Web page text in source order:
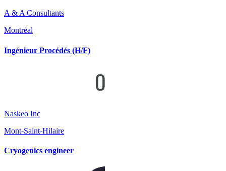
A & A Consultants
Montréal
Ingénieur Procédés (H/F)
Naskeo Inc
Mont-Saint-Hilaire
Cryogenics engineer